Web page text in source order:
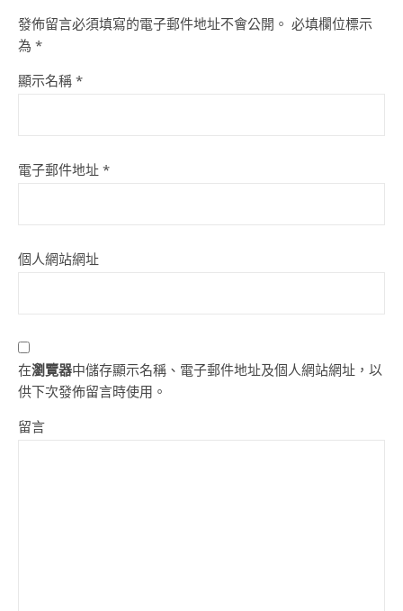
發佈留言必須填寫的電子郵件地址不會公開。 必填欄位標示
為 *
顯示名稱 *
電子郵件地址 *
個人網站網址
在瀏覽器中儲存顯示名稱、電子郵件地址及個人網站網址，以
供下次發佈留言時使用。
留言